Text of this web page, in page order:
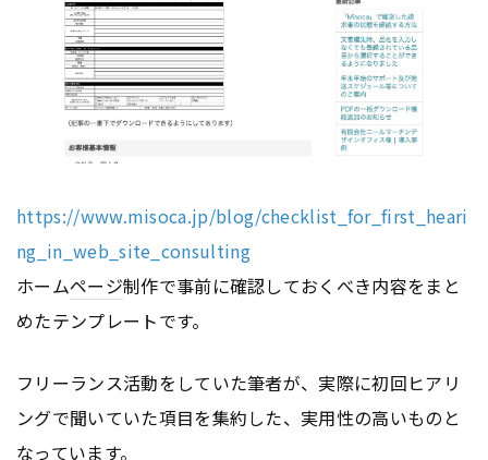
https://www.misoca.jp/blog/checklist_for_first_heari
ng_in_web_site_consulting
ホームページ制作で事前に確認しておくべき内容をまと
めたテンプレートです。
フリーランス活動をしていた筆者が、実際に初回ヒアリ
ングで聞いていた項目を集約した、実用性の高いものと
なっています。